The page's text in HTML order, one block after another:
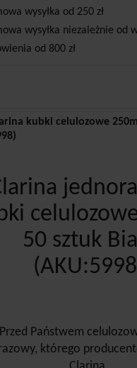
wysyłka od 250 zł
wysyłka niezależnie od
od 800 zł
kubki celulozowe
50 sztuk
Przed Państwem
którego